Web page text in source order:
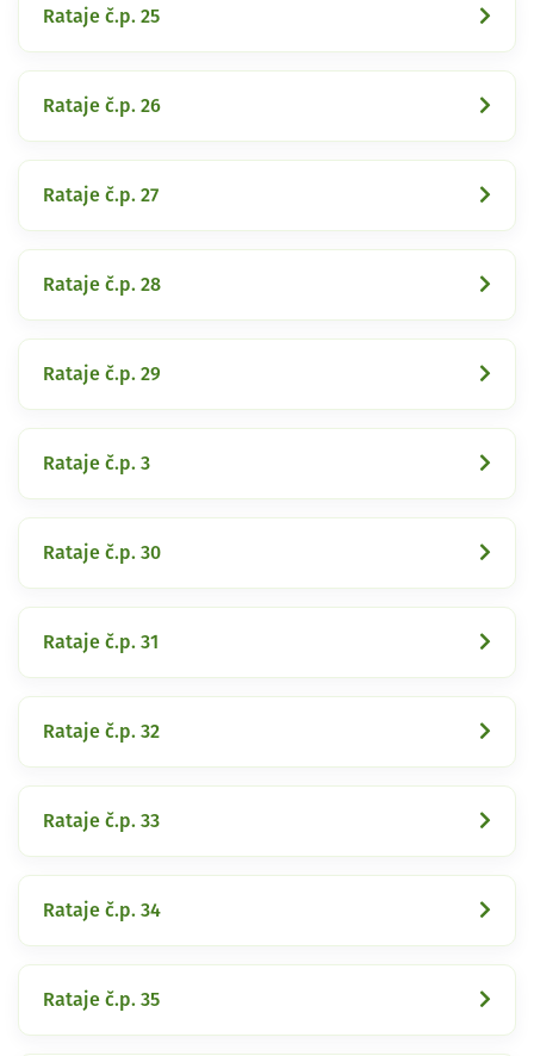
Rataje č.p. 25
Rataje č.p. 26
Rataje č.p. 27
Rataje č.p. 28
Rataje č.p. 29
Rataje č.p. 3
Rataje č.p. 30
Rataje č.p. 31
Rataje č.p. 32
Rataje č.p. 33
Rataje č.p. 34
Rataje č.p. 35